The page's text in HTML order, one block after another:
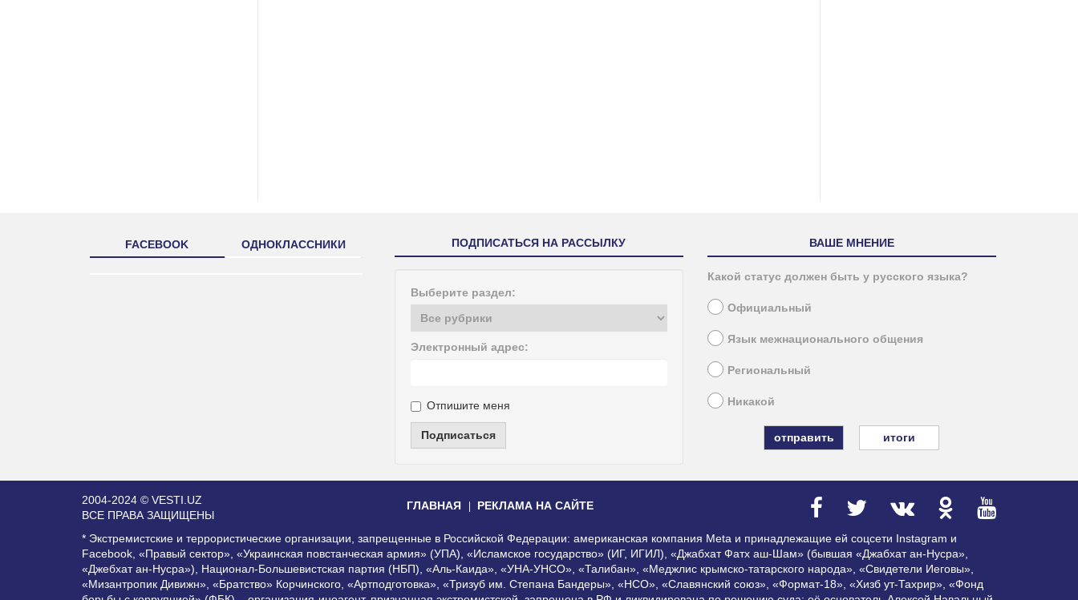
FACEBOOK ОДНОКЛАССНИКИ ПОДПИСАТЬСЯ НА РАССЫЛКУ
Выберите раздел:
Электронный адрес:
Отпишите меня
Подписаться
ВАШЕ МНЕНИЕ
Какой статус должен быть у русского языка?
Официальный
Язык межнационального общения
Региональный
Никакой
итоги
2004-2024 © VESTI.UZ
ВСЕ ПРАВА ЗАЩИЩЕНЫ
ГЛАВНАЯ РЕКЛАМА НА САЙТЕ
* Экстремистские и террористические организации, запрещенные в Российской Федерации: американская компания Meta и принадлежащие ей соцсети Instagram и
Facebook, «Правый сектор», «Украинская повстанческая армия» (УПА), «Исламское государство» (ИГ, ИГИЛ), «Джабхат Фатх аш-Шам» (бывшая «Джабхат ан-Нусра»,
«Джебхат ан-Нусра»), Национал-Большевистская партия (НБП), «Аль-Каида», «УНА-УНСО», «Талибан», «Меджлис крымско-татарского народа», «Свидетели Иеговы»,
«Мизантропик Дивижн», «Братство» Корчинского, «Артподготовка», «Тризуб им. Степана Бандеры», «НСО», «Славянский союз», «Формат-18», «Хизб ут-Тахрир», «Фонд